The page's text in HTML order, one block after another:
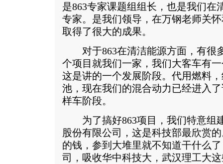
是863专家课题组组长，也是我们在
专家。是我们领导，在万钢老师关
取得了很大的成果。
对于863在清洁能源方面，有很
个项目就我们一家，我们大客车有
这是讲的一个发展阶段。代用燃料
池，现在我们的混合动力已经进入
样车阶段。
为了搞好863项目，我们特意组
股份有限公司，这是科技部最欣赏
的钱，参到大堆里就不知道干什么
司，吸收华中科技大，武汉理工大